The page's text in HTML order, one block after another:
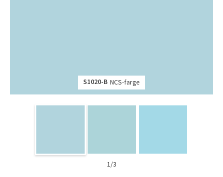
S1020-B NCS-farge
1/3